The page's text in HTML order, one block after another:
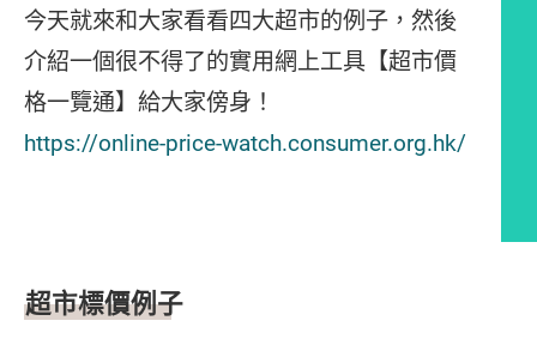
今天就來和大家看看四大超市的例子，然後
介紹一個很不得了的實用網上工具【超市價
格一覽通】給大家傍身！
https://online-price-watch.consumer.org.hk/
超市標價例子